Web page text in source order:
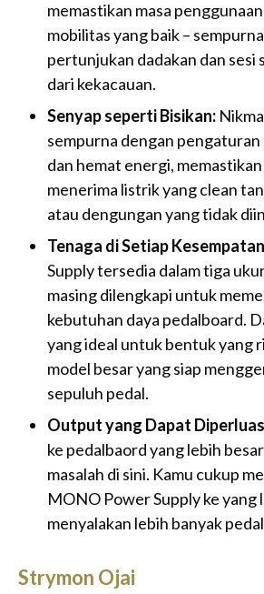
memastikan masa
mobilitas yang baik –
pertunjukan dadakan dan sesi
dari kekacauan.
Senyap seperti Bisikan:
sempurna dengan pengaturan
dan hemat energi,
menerima listrik yang clean
atau dengungan yang tidak
Tenaga di Setiap
Supply tersedia dalam tiga
masing dilengkapi untuk
kebutuhan daya pedalboard.
yang ideal untuk bentuk yang
model besar yang siap
sepuluh pedal.
Output yang Dapat
ke pedalbaord yang lebih
masalah di sini. Kamu cukup
MONO Power Supply ke yang
menyalakan lebih banyak
Strymon Ojai